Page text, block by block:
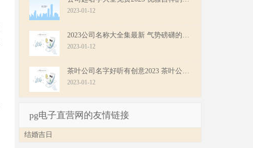
2023-01-12
2023-01-12
2023-01-12
pg电子直营网的友情链接
结婚吉日